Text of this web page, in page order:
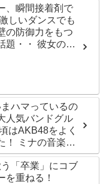
、瞬間接着剤で
しいダンスでも
の防御力をもつ
題・・ 彼女の美
ハマっているの
人気バンドグル
はAKB48をよく
！ ミナの音楽の
「卒業」にコブ
を重ねる！